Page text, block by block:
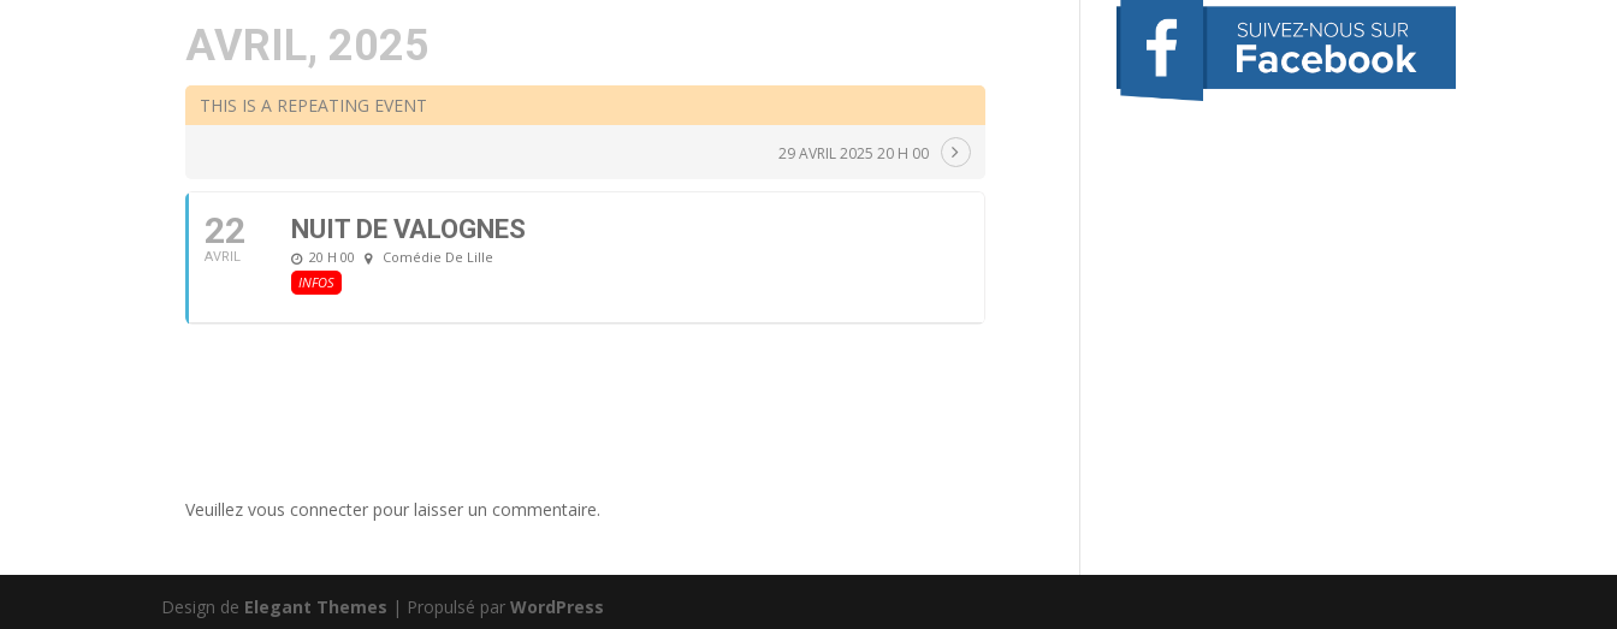
AVRIL, 2025
THIS IS A REPEATING EVENT
29 AVRIL 2025 20 H 00
22
AVRIL
NUIT DE VALOGNES
20 H 00
Comédie De Lille
INFOS
Veuillez vous connecter pour laisser un commentaire.
Design de Elegant Themes | Propulsé parWordPress